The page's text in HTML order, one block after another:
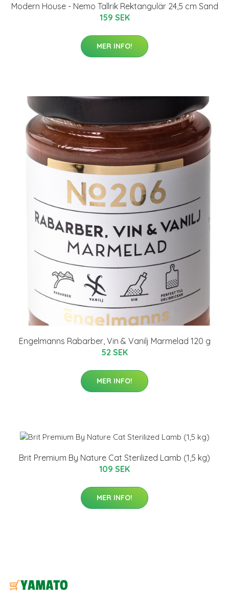
Modern House - Nemo Tallrik Rektangulär 24,5 cm Sand
159 SEK
MER INFO!
Engelmanns Rabarber, Vin & Vanilj Marmelad 120 g
52 SEK
MER INFO!
Brit Premium By Nature Cat Sterilized Lamb (1,5 kg)
109 SEK
MER INFO!